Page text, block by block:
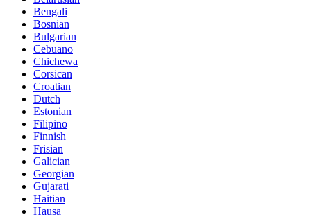
Bengali
Bosnian
Bulgarian
Cebuano
Chichewa
Corsican
Croatian
Dutch
Estonian
Filipino
Finnish
Frisian
Galician
Georgian
Gujarati
Haitian
Hausa